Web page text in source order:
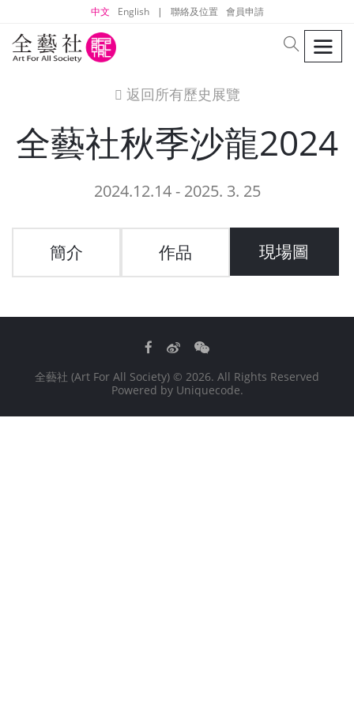
中文 English | 聯絡及位置 會員申請
search
icon
返回所有歷史展覽
全藝社秋季沙龍2024
2024.12.14 - 2025. 3. 25
簡介 作品 現場圖
Facebook
WeiboWeChat
全藝社 (Art For All Society) © 2026. All Rights Reserved
Powered by Uniquecode.